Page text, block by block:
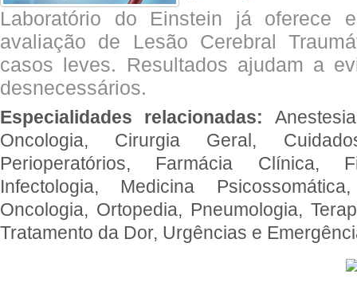
Laboratório do Einstein já oferece
avaliação de Lesão Cerebral
casos leves. Resultados ajudam a
desnecessários.
Especialidades relacionadas:
Oncologia, Cirurgia Geral,
Perioperatórios, Farmácia Clínica,
Infectologia, Medicina
Oncologia, Ortopedia, Pneumologia,
Tratamento da Dor, Urgências e